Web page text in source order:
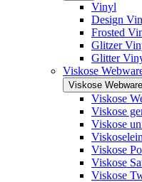
Vinyl
Design
Frosted
Glitzer
Glitter
Viskose
Viskose Webware
Viskose
Viskose
Viskose
Viskose
Viskose
Viskose